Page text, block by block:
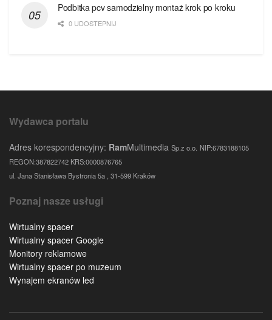
Podbitka pcv samodzielny montaż krok po kroku
0 UDOSTEPNIJ
Wydawca portalu
Adres korespondencyjny: RamMultimedia Sp.z o.o. NIP:6783188105
REGON:387822742 KRS:0000876765
ul. Jana Stanisława Bystronia 5a , 31-599 Kraków
Poznaj nasze usługi
Wirtualny spacer
Wirtualny spacer Google
Monitory reklamowe
Wirtualny spacer po muzeum
Wynajem ekranów led